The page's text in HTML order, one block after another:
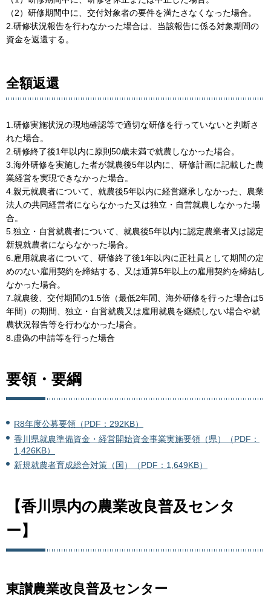
（2）研修期間中に、交付対象者の要件を満たさなくなった場合。
2.研修状況報告を行わなかった場合は、当該報告に係る対象期間の
資金を返還する。
全額返還
1.研修実施状況の現地確認等で適切な研修を行っていないと判断さ
れた場合。
2.研修終了後1年以内に原則50歳未満で就農しなかった場合。
3.海外研修を実施した者が就農後5年以内に、研修計画に記載した農
業経営を実現できなかった場合。
4.親元就農者について、就農後5年以内に経営継承しなかった、農業
法人の共同経営者にならなかった又は独立・自営就農しなかった場
合。
5.独立・自営就農者について、就農後5年以内に認定農業者又は認定
新規就農者にならなかった場合。
6.雇用就農者について、研修終了後1年以内に正社員として期間の定
めのない雇用契約を締結する、又は通算5年以上の雇用契約を締結し
なかった場合。
7.就農後、交付期間の1.5倍（最低2年間、海外研修を行った場合は5
年間）の期間、独立・自営就農又は雇用就農を継続しない場合や就
農状況報告等を行わなかった場合。
8.虚偽の申請等を行った場合
要領・要綱
R8年度公募要領（PDF：292KB）
香川県就農準備資金・経営開始資金事業実施要領（県）（PDF：
1,426KB）
新規就農者育成総合対策（国）（PDF：1,649KB）
【香川県内の農業改良普及センタ
ー】
東讃農業改良普及センター